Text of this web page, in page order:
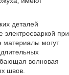
деталей
электросваркой при
материалы могут
волновая
швов.